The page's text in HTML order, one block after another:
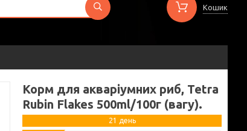
Кошик
Корм для акваріумних риб, Tetra
Rubin Flakes 500ml/100г (вагу).
21 день